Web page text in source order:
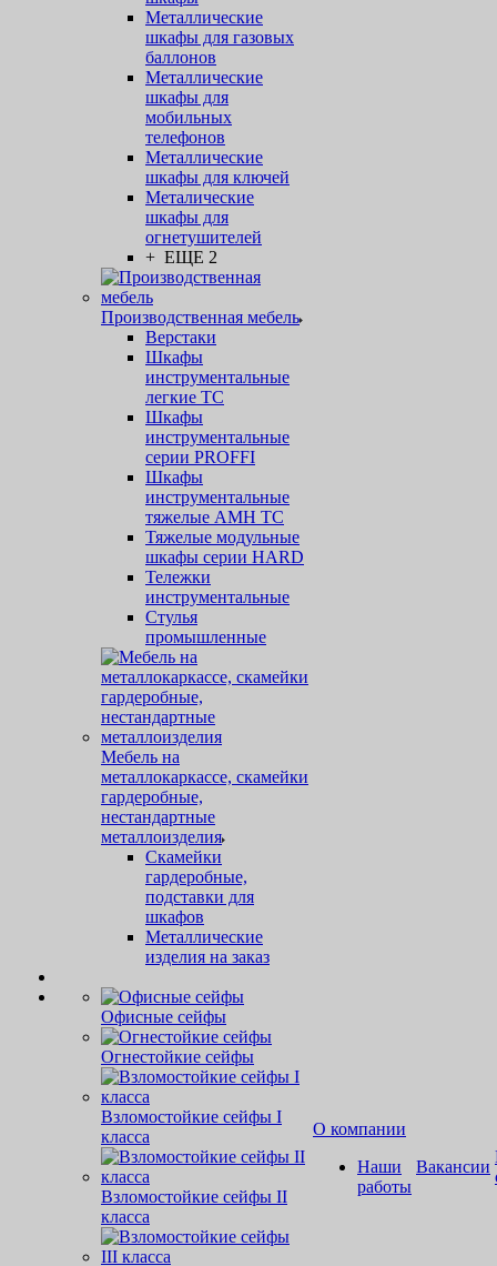
Металлические
шкафы для газовых
баллонов
Металлические
шкафы для
мобильных
телефонов
Металлические
шкафы для ключей
Металические
шкафы для
огнетушителей
+ ЕЩЕ 2
Производственная мебель
Верстаки
Шкафы
инструментальные
легкие ТС
Шкафы
инструментальные
серии PROFFI
Шкафы
инструментальные
тяжелые AMH TC
Тяжелые модульные
шкафы серии HARD
Тележки
инструментальные
Стулья
промышленные
Мебель на
металлокаркассе, скамейки
гардеробные,
нестандартные
металлоизделия
Скамейки
гардеробные,
подставки для
шкафов
Металлические
изделия на заказ
Офисные сейфы
Огнестойкие сейфы
Взломостойкие сейфы I
класса
Взломостойкие сейфы II
класса
О компании
Наши
работы
Вакансии